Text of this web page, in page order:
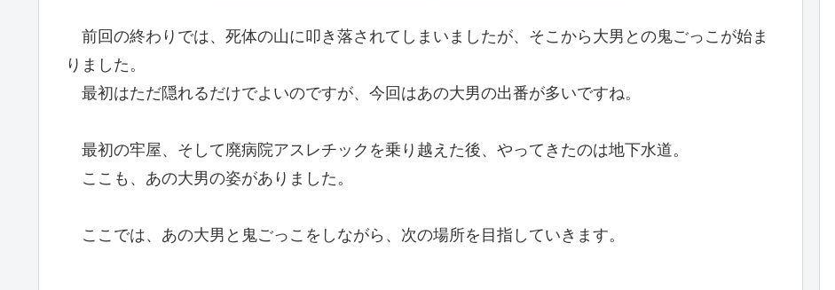
前回の終わりでは、死体の山に叩き落されてしまいましたが、そこから大男との鬼ごっこが始ま
りました。
最初はただ隠れるだけでよいのですが、今回はあの大男の出番が多いですね。
最初の牢屋、そして廃病院アスレチックを乗り越えた後、やってきたのは地下水道。
ここも、あの大男の姿がありました。
ここでは、あの大男と鬼ごっこをしながら、次の場所を目指していきます。